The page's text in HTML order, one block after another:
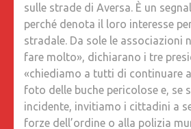
sulle strade di Aversa. È un
perché denota il loro interesse
stradale. Da sole le associazioni
fare molto», dichiarano i tre
«chiediamo a tutti di continuare
foto delle buche pericolose e, se
incidente, invitiamo i cittadini a
forze dell’ordine o alla polizia